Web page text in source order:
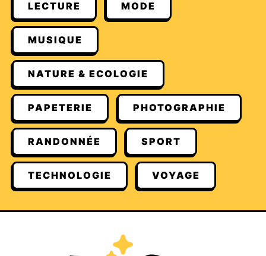
LECTURE MODE
MUSIQUE
NATURE & ECOLOGIE
PAPETERIE PHOTOGRAPHIE
RANDONNÉE SPORT
TECHNOLOGIE VOYAGE